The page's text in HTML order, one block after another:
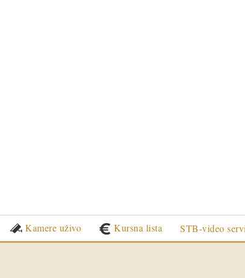
Kamere uživo Kursna lista STB-video